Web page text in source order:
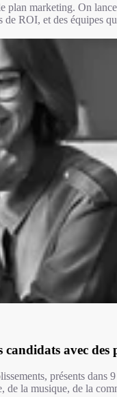
plan marketing. On
ROI, et des équipes
avec des
présents
la musique, de la